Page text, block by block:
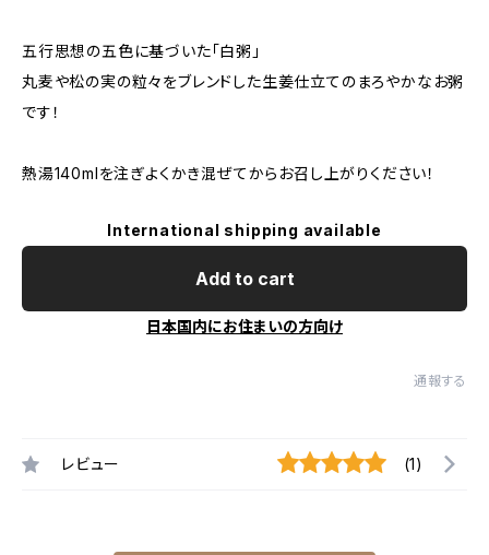
五行思想の五色に基づいた「白粥」
丸麦や松の実の粒々をブレンドした生姜仕立てのまろやかなお粥
です！
熱湯140mlを注ぎよくかき混ぜてからお召し上がりください！
International shipping available
Add to cart
日本国内にお住まいの方向け
通報する
レビュー (1)